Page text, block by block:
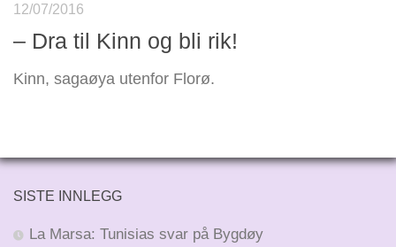
12/07/2016
– Dra til Kinn og bli rik!
Kinn, sagaøya utenfor Florø.
SISTE INNLEGG
La Marsa: Tunisias svar på Bygdøy